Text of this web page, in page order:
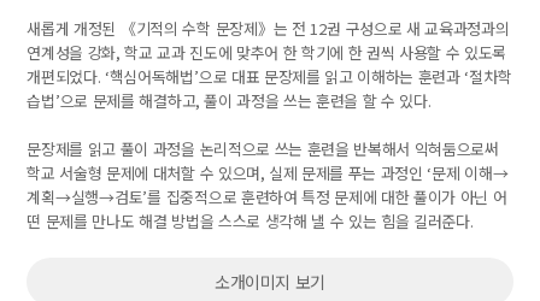
새롭게 개정된 《기적의 수학 문장제》 는 전12권 구성으로 새 교육과정과의
연계성을 강화,학교 교과 진도에 맞추어 한 학기에 한 권씩 사용할 수 있도록
개편되었다. ‘핵심어독해법’으로 대표 문장제를 읽고 이해하는 훈련과 ‘절차학
습법’으로 문제를 해결하고,풀이 과정을 쓰는 훈련을 할 수 있다.
문장제를 읽고 풀이 과정을 논리적으로 쓰는 훈련을 반복해서 익혀둠으로써
학교 서술형 문제에 대처할 수 있으며, 실제 문제를 푸는 과정인 ‘문제 이해→
계획→실행→검토’를 집중적으로 훈련하여 특정 문제에 대한 풀이가 아닌 어
떤 문제를 만나도 해결 방법을 스스로 생각해 낼 수 있는 힘을 길러준다.
소개이미지 보기